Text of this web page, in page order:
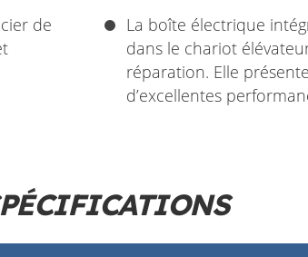
de
La boîte électrique
dans le chariot
réparation. Elle
d’excellentes